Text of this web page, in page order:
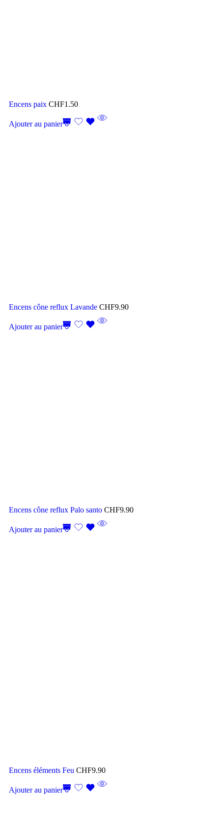
Encens paix CHF1.50
Ajouter au panier
Encens cône reflux Lavande CHF9.90
Ajouter au panier
Encens cône reflux Palo santo CHF9.90
Ajouter au panier
Encens éléments Feu CHF9.90
Ajouter au panier